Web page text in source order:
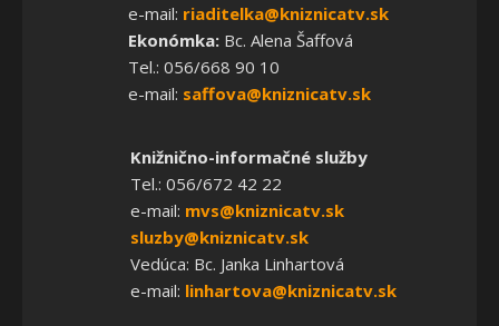
e-mail: riaditelka@kniznicatv.sk
Ekonómka:Bc. Alena Šaffová
Tel.: 056/668 90 10
e-mail: saffova@kniznicatv.sk
Knižnično-informačné služby
Tel.: 056/672 42 22
e-mail: mvs@kniznicatv.sk
sluzby@kniznicatv.sk
Vedúca: Bc. Janka Linhartová
e-mail: linhartova@kniznicatv.sk